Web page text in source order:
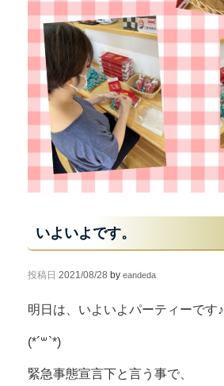
いよいよです。
投稿日 2021/08/28 by eandeda
明日は、いよいよパーティーです♪
(*´꒳`*)
緊急事態宣言下と言う事で、